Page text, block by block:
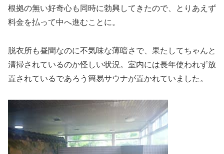
根拠の無い好奇心も同時に勃興してきたので、とりあえず
料金を払って中へ進むことに。
脱衣所も昼間なのに不気味な薄暗さで、果たしてちゃんと
清掃されているのか怪しい状況。室内には長年使われず放
置されているであろう簡易サウナが置かれていました。